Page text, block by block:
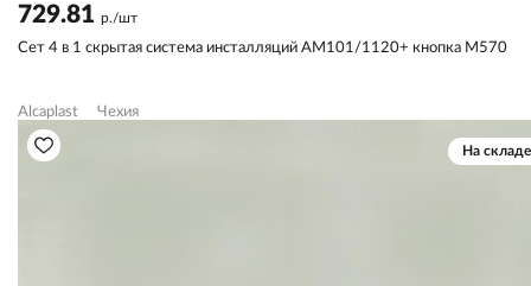
729.81 р./шт
Сет 4 в 1 скрытая система инсталляций AM101/1120+ кнопка M570
Alcaplast Чехия
На складе